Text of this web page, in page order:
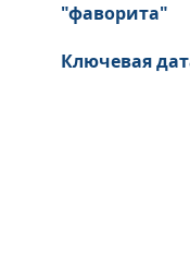
"фаворита"
Ключевая